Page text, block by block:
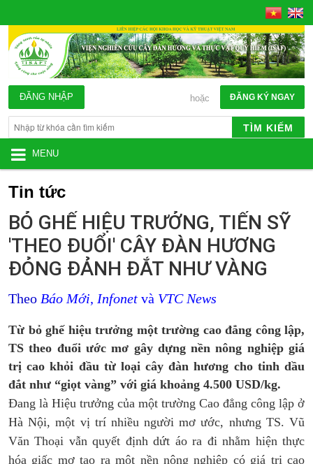
ĐĂNG KÝ NGAY
hoặc
ĐĂNG NHẬP
TÌM KIẾM
MENU
Tin tức
BỎ GHẾ HIỆU TRƯỞNG, TIẾN SỸ
'THEO ĐUỔI' CÂY ĐÀN HƯƠNG
ĐỎNG ĐẢNH ĐẮT NHƯ VÀNG
Theo Báo Mới, Infonet và VTC News
Từ bỏ ghế hiệu trưởng một trường cao đẳng công lập,
TS theo đuổi ước mơ gây dựng nền nông nghiệp giá
trị cao khỏi đầu từ loại cây đàn hương cho tinh dầu
đắt như “giọt vàng” với giá khoảng 4.500 USD/kg.
Đang là Hiệu trưởng của một trường Cao đẳng công lập ở
Hà Nội, một vị trí nhiều người mơ ước, nhưng TS. Vũ
Văn Thoại vẫn quyết định dứt áo ra đi nhằm hiện thực
hóa giấc mơ tạo ra một nền nông nghiệp có giá trị cao